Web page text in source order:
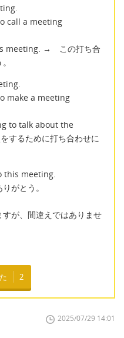
call a meeting
meeting. → この打ち合
make a meeting
to talk about the
るために打ち合わせに
this meeting.
がとう。
が、間違えではありませ
2
2025/07/29 14:01